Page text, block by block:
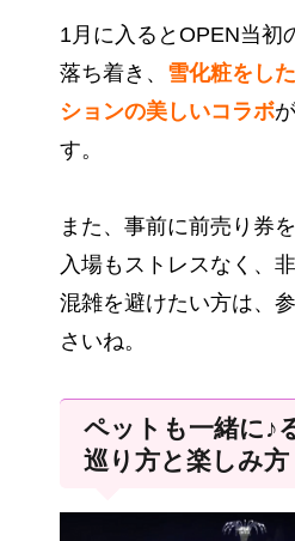
1月に入るとOPEN当初
落ち着き、 雪化粧をし
ションの美しいコラボ
す。
また、事前に前売り券
入場もストレスなく、
混雑を避けたい方は、
さいね。
ペットも一緒に♪
巡り方と楽しみ方